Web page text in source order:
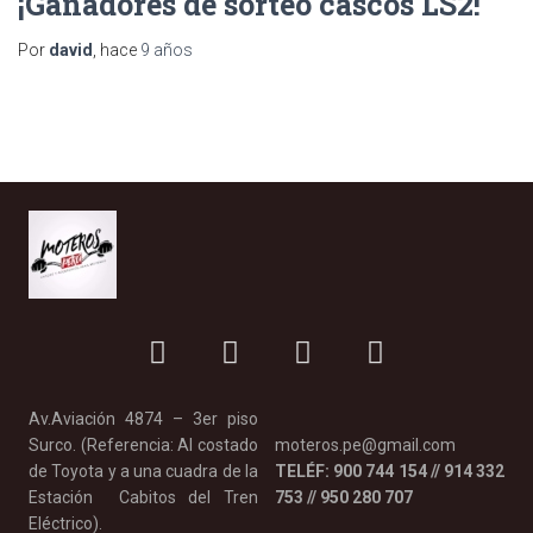
Por david , hace 9 años
Av.Aviación 4874 – 3er piso
Surco. (Referencia: Al costado
de Toyota y a una cuadra de la
Estación Cabitos del Tren
Eléctrico).
moteros.pe@gmail.com
TELÉF: 900 744 154 // 914 332
753 // 950 280 707